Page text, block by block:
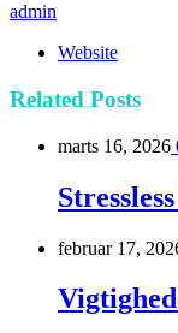
admin
Website
Related Posts
marts 16, 2026
februar 17,